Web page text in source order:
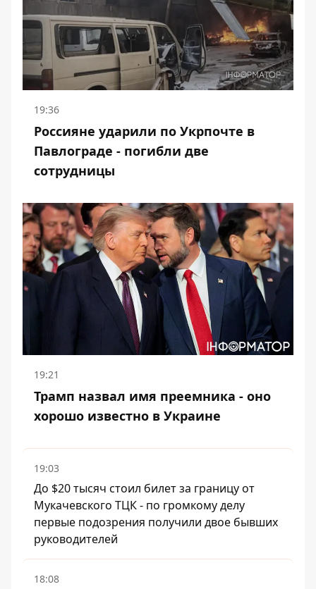
19:36
Россияне ударили по Укрпочте в
Павлограде - погибли две
сотрудницы
19:21
Трамп назвал имя преемника - оно
хорошо известно в Украине
19:03
До $20 тысяч стоил билет за границу от
Мукачевского ТЦК - по громкому делу
первые подозрения получили двое бывших
руководителей
18:08